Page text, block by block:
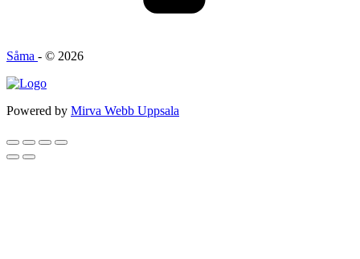
Såma - © 2026
Powered by Mirva Webb Uppsala